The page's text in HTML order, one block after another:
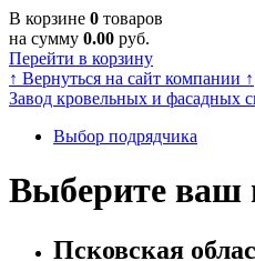
В корзине 0 товаров
на сумму 0.00 руб.
Перейти в корзину
↑ Вернуться на сайт компании ↑
Завод кровельных и фасадных
Выбор подрядчика
Выберите ваш
Псковская